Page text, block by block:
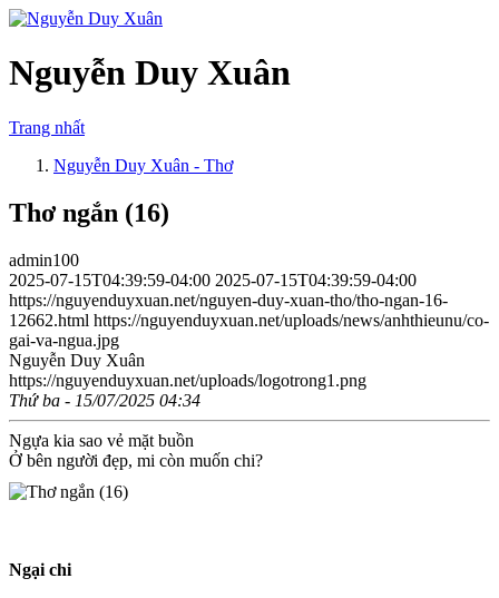
Nguyễn Duy Xuân
Trang nhất
Nguyễn Duy Xuân - Thơ
Thơ ngắn (16)
admin100
2025-07-15T04:39:59-04:00 2025-07-15T04:39:59-04:00
https://nguyenduyxuan.net/nguyen-duy-xuan-tho/tho-ngan-16-
12662.html https://nguyenduyxuan.net/uploads/news/anhthieunu/co-
gai-va-ngua.jpg
Nguyễn Duy Xuân
https://nguyenduyxuan.net/uploads/logotrong1.png
Thứ ba - 15/07/2025 04:34
Ngựa kia sao vẻ mặt buồn
Ở bên người đẹp, mi còn muốn chi?
Ngại chi